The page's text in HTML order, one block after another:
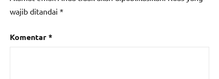
wajib ditandai *
Komentar*